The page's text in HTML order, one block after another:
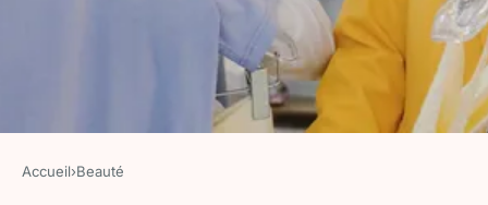
Accueil›Beauté